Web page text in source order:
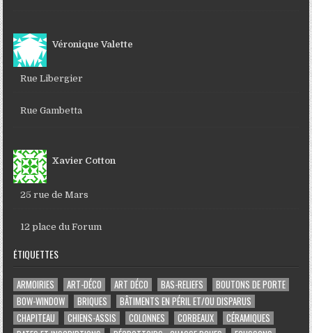
Véronique Valette
Rue Libergier
Rue Gambetta
Xavier Cotton
25 rue de Mars
12 place du Forum
ÉTIQUETTES
ARMOIRIES ART-DÉCO ART DÉCO BAS-RELIEFS
BOUTONS DE PORTE
BOW-WINDOW
BRIQUES
BÂTIMENTS EN PÉRIL ET/OU DISPARUS
CHAPITEAU
CHIENS-ASSIS COLONNES CORBEAUX
CÉRAMIQUES